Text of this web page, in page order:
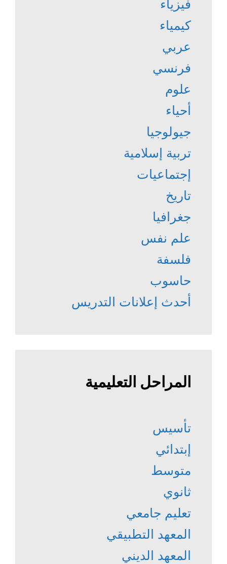
فيزياء
كيمياء
عربي
فرنسي
علوم
أحياء
جيولوجيا
تربية إسلامية
إجتماعيات
تاريخ
جغرافيا
علم نفس
فلسفة
حاسوب
أحدث إعلانات التدريس
المراحل التعليمية
تأسيس
إبتدائي
متوسط
ثانوي
تعليم جامعي
المعهد التطبيقي
المعهد الديني